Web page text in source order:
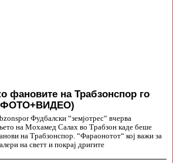
фановите на Трабзонспор го
Фудбалски “земјотрес“ вчерва
на Мохамед Салах во Трабзон каде беше
на Трабзонспор. “Фараонотот“ кој важи за
на светт и покрај дригите